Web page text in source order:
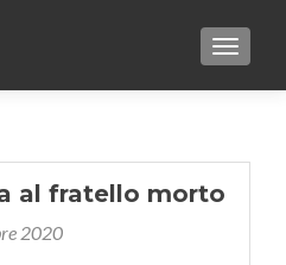
al fratello morto
2020